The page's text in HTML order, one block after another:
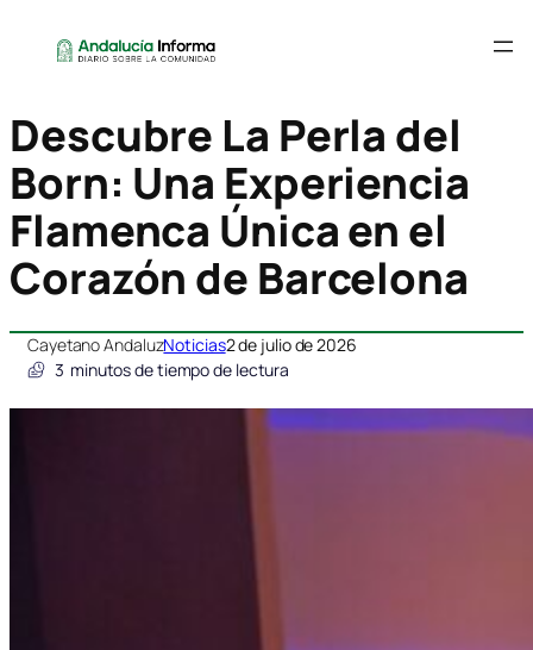
Descubre La Perla del
Born: Una Experiencia
Flamenca Única en el
Corazón de Barcelona
Cayetano AndaluzNoticias2 de julio de 2026
3 minutos de tiempo de lectura